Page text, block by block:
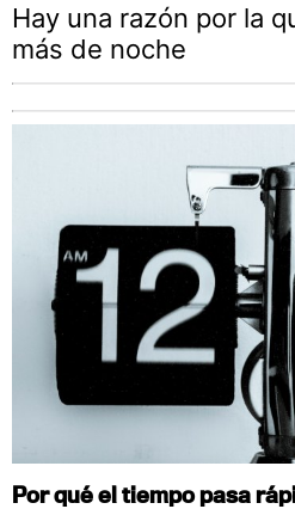
Hay una razón por la
más de noche
Por qué el tiempo pasa